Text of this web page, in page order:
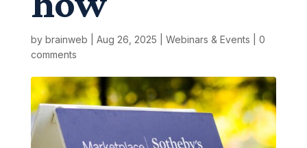
by brainweb Aug 26, 2025 Webinars & Events
0
comments